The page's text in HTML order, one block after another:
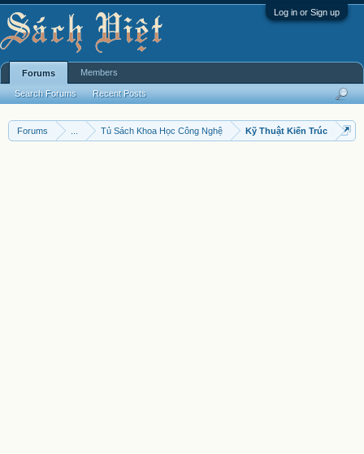
Log in or Sign up
Forums Tủ Sách Khoa Học Công Nghệ Kỹ Thuật Kiến Trúc
Forums
Search Forums Recent Posts
Members